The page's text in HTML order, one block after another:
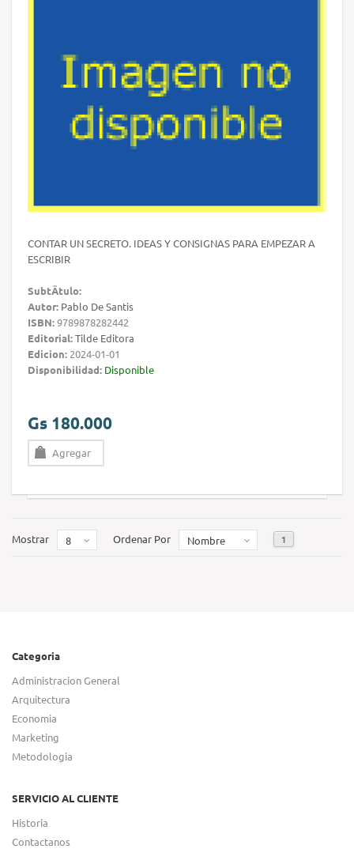
CONTAR UN SECRETO. IDEAS Y CONSIGNAS PARA EMPEZAR A
ESCRIBIR
SubtÃ­tulo:
Autor: Pablo De Santis
ISBN:9789878282442
Editorial:Tilde Editora
Edicion: 2024-01-01
Disponibilidad: Disponible
Gs 180.000
Agregar
Mostrar 8 Ordenar Por Nombre 1
Categoria
Administracion General
Arquitectura
Economia
Marketing
Metodologia
SERVICIO AL CLIENTE
Historia
Contactanos